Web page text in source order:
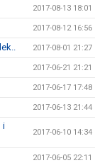
2017-08-13 18:01
2017-08-12 16:56
2017-08-01 21:27
2017-06-21 21:21
2017-06-17 17:48
2017-06-13 21:44
i
2017-06-10 14:34
2017-06-05 22:11